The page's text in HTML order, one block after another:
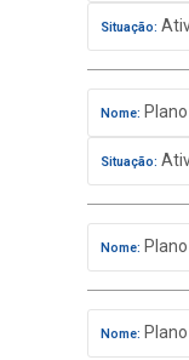
Situação:
Nome:
Situação:
Nome:
Nome: